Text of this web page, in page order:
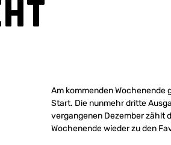
Am kommenden Wochenende
Start. Die nunmehr dritte
vergangenen Dezember zählt
Wochenende wieder zu den